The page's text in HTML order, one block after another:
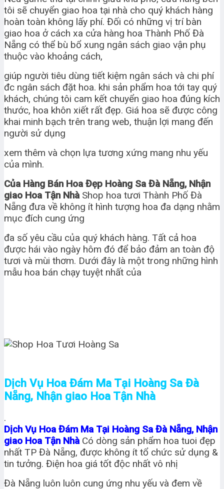
tôi sẽ chuyển giao hoa tại nhà cho quý khách hàng
hoàn toàn không lấy phí. Đối có những vị trí bàn
giao hoa ở cách xa cửa hàng hoa Thành Phố Đà
Nẵng có thể bù bổ xung ngân sách giao vận phụ
thuộc vào khoảng cách,
giúp người tiêu dùng tiết kiệm ngân sách và chi phí
đc ngân sách đặt hoa. khi sản phẩm hoa tới tay quý
khách, chúng tôi cam kết chuyển giao hoa đúng kích
thước, hoa khôn xiết rất đẹp. Giá hoa sẽ được công
khai minh bạch trên trang web, thuận lợi mang đến
người sử dụng
xem thêm và chọn lựa tương xứng mang nhu yếu
của mình.
Của Hàng Bán Hoa Đẹp Hoàng Sa Đà Nẵng, Nhận
giao Hoa Tận Nhà Shop hoa tươi Thành Phố Đà
Nẵng đưa về không ít hình tượng hoa đa dạng nhằm
mục đích cung ứng
đa số yêu cầu của quý khách hàng. Tất cả hoa
được hái vào ngày hôm đó để bảo đảm an toàn độ
tươi và mùi thơm. Dưới đây là một trong những hình
mẫu hoa bán chạy tuyệt nhất của
Dịch Vụ Hoa Đám Ma Tại Hoàng Sa Đà
Nẵng, Nhận giao Hoa Tận Nhà
.
Dịch Vụ Hoa Đám Ma Tại Hoàng Sa Đà Nẵng, Nhận
giao Hoa Tận Nhà Có dòng sản phẩm hoa tuoi đẹp
nhất TP Đà Nẵng, được không ít tổ chức sử dụng &
tin tưởng. Điện hoa giá tốt độc nhất vô nhị
Đà Nẵng luôn luôn cung ứng nhu yếu và đem về